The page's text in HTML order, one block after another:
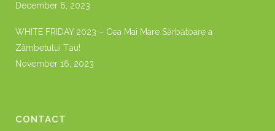
December 6, 2023
WHITE FRIDAY 2023 – Cea Mai Mare Sărbătoare a
Zâmbetului Tău!
November 16, 2023
CONTACT